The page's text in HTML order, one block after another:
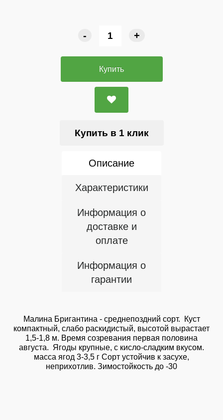
- +
Купить
Купить в 1 клик
Описание
Характеристики
Информация о
доставке и
оплате
Информация о
гарантии
Малина Бригантина - среднепоздний сорт. Куст
компактный, слабо раскидистый, высотой вырастает
1,5-1,8 м. Время созревания первая половина
августа. Ягоды крупные, с кисло-сладким вкусом.
масса ягод 3-3,5 г Сорт устойчив к засухе,
неприхотлив. Зимостойкость до -30